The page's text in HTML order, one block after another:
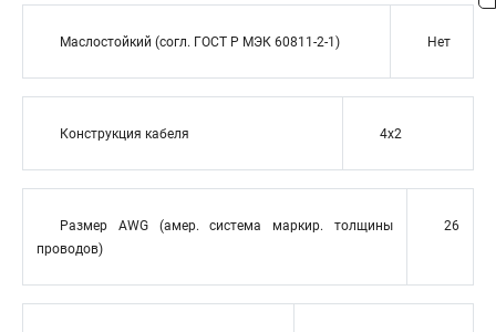
Маслостойкий (согл. ГОСТ Р МЭК 60811-2-1) Нет
Конструкция кабеля 4x2
Размер AWG (амер. система маркир. толщины
проводов)
26